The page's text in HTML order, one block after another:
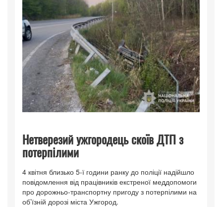
Нетверезий ужгородець скоїв ДТП з
потерпілими
4 квітня близько 5-ї години ранку до поліції надійшло
повідомлення від працівників екстреної меддопомоги
про дорожньо-транспортну пригоду з потерпілими на
об’їзній дорозі міста Ужгород.